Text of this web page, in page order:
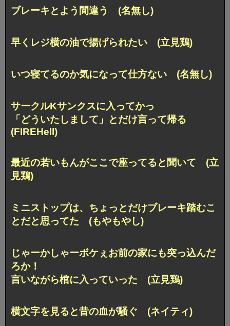
ブレーキとよう間違う (名無し)
早くレジ横の油で揚げられたい (立見鶏)
いつ寝てるのか気になって仕方ない (名無し)
サークルKサンクスに入ってかっ
「どういたしまして」とだけ言って帰る
(FIREHell)
最近の若いもんがここで座ってると聞いて (立
見鶏)
ミニストップは、 ちょっとだけブレーキ踏むこ
とだと思ってた (もやもやし)
じゃーかしゃーボケぇ お前の家にも突っ込んだ
ろか！
言いながら棺に入っていった (立見鶏)
横文字を見ると昔の血が騒ぐ (ネイティ)